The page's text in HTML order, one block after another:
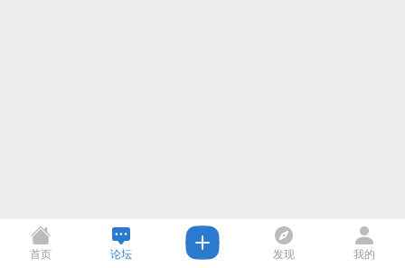
首页 论坛 发现 我的